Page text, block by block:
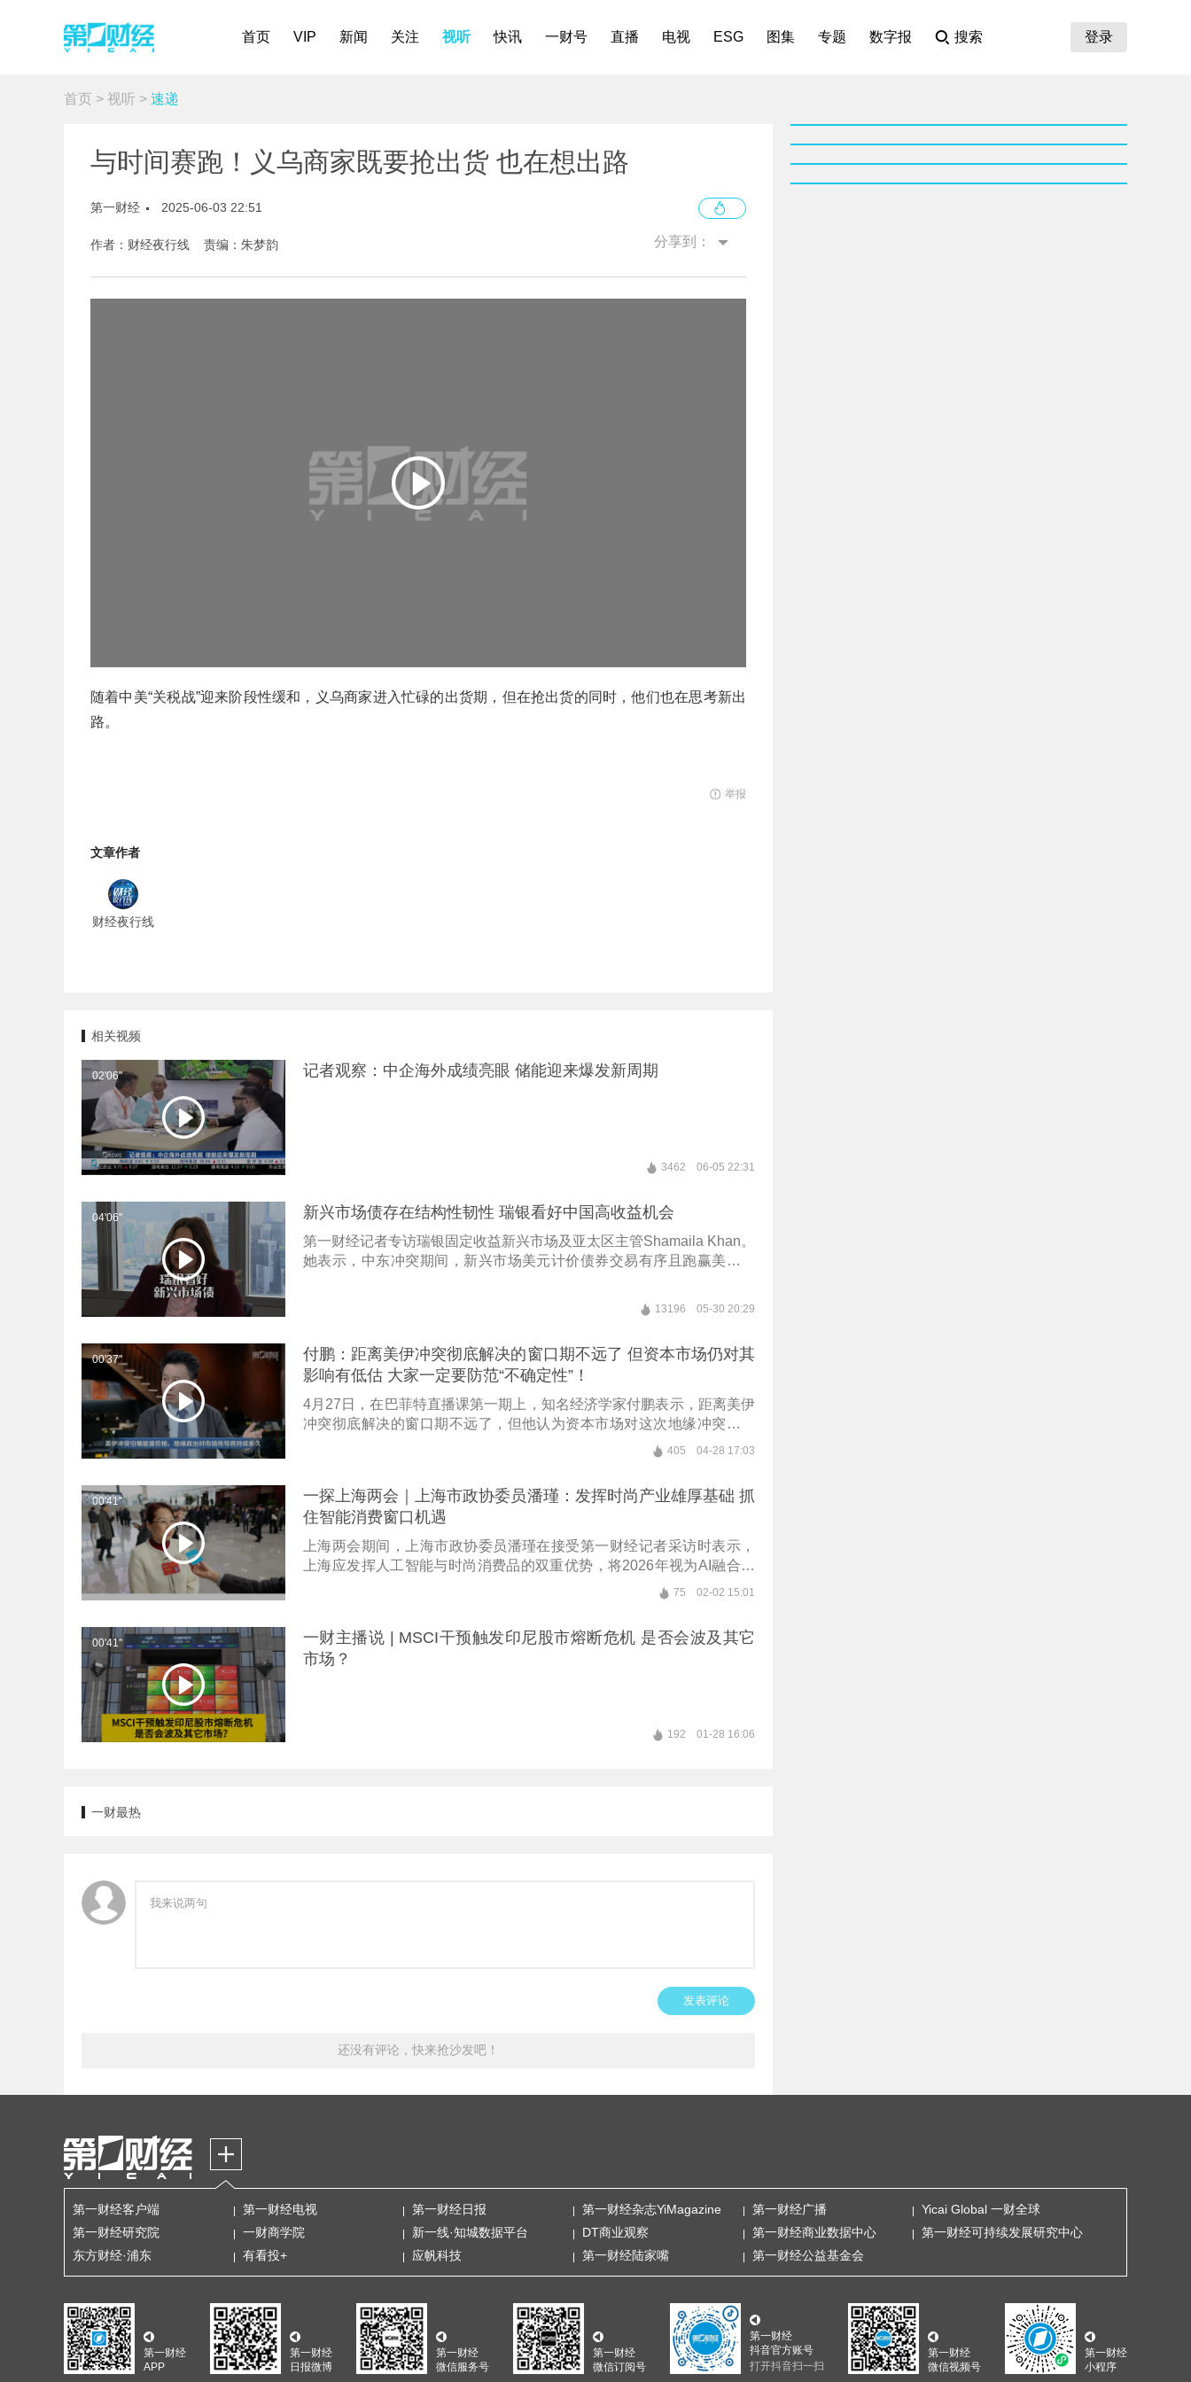
首页 VIP 新闻 关注 视听 快讯 一财号 直播 电视 ESG 图集 专题 数字报 搜索 登录
首页 > 视听 > 速递
与时间赛跑！义乌商家既要抢出货 也在想出路
第一财经 2025-06-03 22:51
作者：财经夜行线 责编：朱梦韵 分享到：
随着中美“关税战”迎来阶段性缓和，义乌商家进入忙碌的出货期，但在抢出货的同时，他们也在思考新出
路。
举报
文章作者
财经夜行线
相关视频
02'06'' 记者观察：中企海外成绩亮眼 储能迎来爆发新周期
3462 06-05 22:31
04'06'' 新兴市场债存在结构性韧性 瑞银看好中国高收益机会
第一财经记者专访瑞银固定收益新兴市场及亚太区主管Shamaila Khan。
她表示，中东冲突期间，新兴市场美元计价债券交易有序且跑赢美国同
随着中国经济增长稳定、地产行业触底，持续看好中国高收益债，特别
13196 05-30 20:29
00'37''
付鹏：距离美伊冲突彻底解决的窗口期不远了 但资本市场仍对其
影响有低估 大家一定要防范“不确定性”！
4月27日，在巴菲特直播课第一期上，知名经济学家付鹏表示，距离美伊
冲突彻底解决的窗口期不远了，但他认为资本市场对这次地缘冲突的传
405 04-28 17:03
00'41''
一探上海两会｜上海市政协委员潘瑾：发挥时尚产业雄厚基础 抓
住智能消费窗口机遇
上海两会期间，上海市政协委员潘瑾在接受第一财经记者采访时表示，
上海应发挥人工智能与时尚消费品的双重优势，将2026年视为AI融合日
常消费的关键窗口期。通过打造智能消费高地，不仅能挖掘本地存量、
提升增量，更能吸引国内外消费者，让全球需求在上海联动爆发。
75 02-02 15:01
00'41''
一财主播说 | MSCI干预触发印尼股市熔断危机 是否会波及其它
市场？
192 01-28 16:06
一财最热
发表评论
还没有评论，快来抢沙发吧！
第一财经客户端 第一财经电视 第一财经日报 第一财经杂志YiMagazine 第一财经广播
Yicai Global 一财全球
第一财经研究院
一财商学院 新一线·知城数据平台 DT商业观察 第一财经商业数据中心
第一财经可持续发展研究中心
东方财经·浦东
有看投+ 应帆科技 第一财经陆家嘴 第一财经公益基金会
第一财经
APP
第一财经
日报微博
第一财经
微信服务号
第一财经
微信订阅号
第一财经
抖音官方账号
打开抖音扫一扫
第一财经
微信视频号
第一财经
小程序